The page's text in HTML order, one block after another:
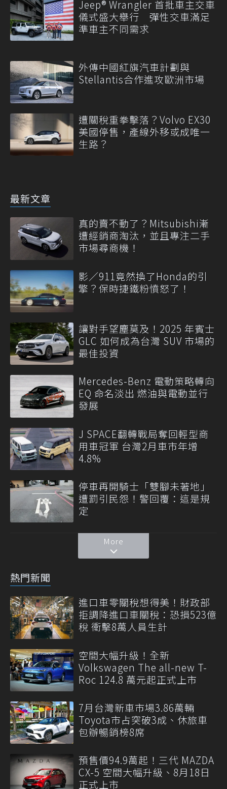
Jeep® Wrangler 首批車主交車
儀式盛大舉行 彈性交車滿足
準車主不同需求
外傳中國紅旗汽車計劃與
Stellantis合作進攻歐洲市場
遭關稅重拳擊落？Volvo EX30
美國停售，產線外移或成唯一
生路？
最新文章
真的賣不動了？Mitsubishi漸
遭經銷商淘汰，並且專注二手
市場尋商機！
影／911竟然換了Honda的引
擎？保時捷鐵粉憤怒了！
讓對手望塵莫及！2025 年賓士
GLC 如何成為台灣 SUV 市場的
最佳投資
Mercedes-Benz 電動策略轉向
EQ 命名淡出 燃油與電動並行
發展
J SPACE翻轉戰局奪回輕型商
用車冠軍 台灣2月車市年增
4.8%
停車再開騎士「雙腳未著地」
遭罰引民怨！警回覆：這是規
定
More
熱門新聞
進口車零關稅想得美！財政部
拒調降進口車關稅：恐損523億
稅 衝擊8萬人員生計
空間大幅升級！全新
Volkswagen The all-new T-
Roc 124.8 萬元起正式上市
7月台灣新車市場3.86萬輛
Toyota市占突破3成、休旅車
包辦暢銷榜8席
預售價94.9萬起！三代 MAZDA
CX-5 空間大幅升級、8月18日
正式上市